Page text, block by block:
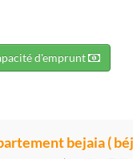
d'emprunt
bejaia (